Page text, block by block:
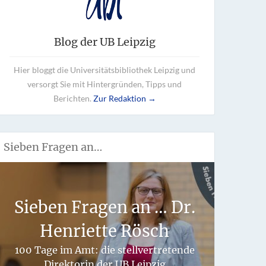
Blog der UB Leipzig
Hier bloggt die Universitätsbibliothek Leipzig und
versorgt Sie mit Hintergründen, Tipps und
Berichten. Zur Redaktion →
Sieben Fragen an…
Sieben Fragen an … Dr.
Henriette Rösch
100 Tage im Amt: die stellvertretende